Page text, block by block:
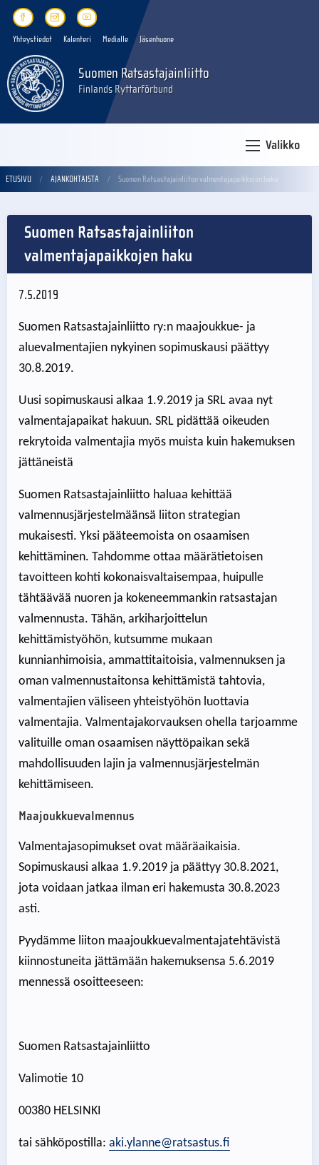
Yhteystiedot Kalenteri Medialle Jäsenhuone
Suomen Ratsastajainliitto
Finlands Ryttarförbund
Valikko
ETUSIVU AJANKOHTAISTA Suomen Ratsastajainliiton valmentajapaikkojen haku
Suomen Ratsastajainliiton
valmentajapaikkojen haku
7.5.2019
Suomen Ratsastajainliitto ry:n maajoukkue- ja
aluevalmentajien nykyinen sopimuskausi päättyy
30.8.2019.
Uusi sopimuskausi alkaa 1.9.2019 ja SRL avaa nyt
valmentajapaikat hakuun. SRL pidättää oikeuden
rekrytoida valmentajia myös muista kuin hakemuksen
jättäneistä
Suomen Ratsastajainliitto haluaa kehittää
valmennusjärjestelmäänsä liiton strategian
mukaisesti. Yksi pääteemoista on osaamisen
kehittäminen. Tahdomme ottaa määrätietoisen
tavoitteen kohti kokonaisvaltaisempaa, huipulle
tähtäävää nuoren ja kokeneemmankin ratsastajan
valmennusta. Tähän, arkiharjoittelun
kehittämistyöhön, kutsumme mukaan
kunnianhimoisia, ammattitaitoisia, valmennuksen ja
oman valmennustaitonsa kehittämistä tahtovia,
valmentajien väliseen yhteistyöhön luottavia
valmentajia. Valmentajakorvauksen ohella tarjoamme
valituille oman osaamisen näyttöpaikan sekä
mahdollisuuden lajin ja valmennusjärjestelmän
kehittämiseen.
Maajoukkuevalmennus
Valmentajasopimukset ovat määräaikaisia.
Sopimuskausi alkaa 1.9.2019 ja päättyy 30.8.2021,
jota voidaan jatkaa ilman eri hakemusta 30.8.2023
asti.
Pyydämme liiton maajoukkuevalmentajatehtävistä
kiinnostuneita jättämään hakemuksensa 5.6.2019
mennessä osoitteeseen:
Suomen Ratsastajainliitto
Valimotie 10
00380 HELSINKI
tai sähköpostilla: aki.ylanne@ratsastus.fi